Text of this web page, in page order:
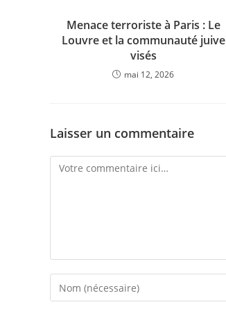
Menace terroriste à Paris : Le
Louvre et la communauté juive
visés
mai 12, 2026
Laisser un commentaire